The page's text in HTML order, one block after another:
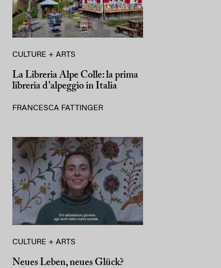
CULTURE + ARTS
La Libreria Alpe Colle: la prima
libreria d’alpeggio in Italia
FRANCESCA FATTINGER
CULTURE + ARTS
Neues Leben, neues Glück?